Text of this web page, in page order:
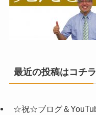
最近の投稿はコチ
☆祝☆ブログ＆